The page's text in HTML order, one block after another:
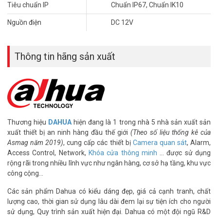
Tiêu chuẩn IP Chuẩn IP67, Chuẩn IK10
Nguồn điện DC 12V
Thông tin hãng sản xuất
Thương hiệu DAHUA hiện đang là 1 trong nhà 5 nhà sản xuất sản
xuất thiết bị an ninh hàng đầu thế giới (Theo số liệu thống kê của
Asmag năm 2019), cung cấp các thiết bị Camera quan sát, Alarm,
Access Control, Network, Khóa cửa thông minh … được sử dụng
rộng rãi trong nhiều lĩnh vực như ngân hàng, cơ sở hạ tầng, khu vực
công cộng…
Các sản phẩm Dahua có kiểu dáng đẹp, giá cả cạnh tranh, chất
lượng cao, thời gian sử dụng lâu dài đem lại sự tiện ích cho người
sử dụng, Quy trình sản xuất hiện đại. Dahua có một đội ngũ R&D